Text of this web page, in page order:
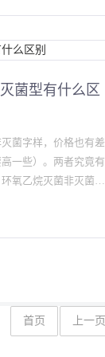
菌型有什么区
菌字样，价格也有差
一些）。两者究竟有
氧乙烷灭菌非灭菌医
首页 上一页